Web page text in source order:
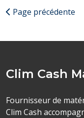
Page précédente
Clim Cash
Fournisseur de
Clim Cash